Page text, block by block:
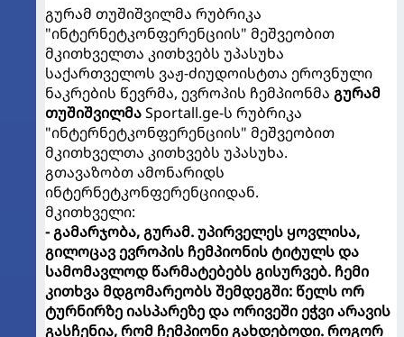
გურამ თუშიშვილმა რუბრიკა
"ინტერნეტკონფერენციის" მეშვეობით
მკითხველთა კითხვებს უპასუხა
საქართველოს ვაჟ-ძიუდოისტთა ეროვნული
ნაკრების წევრმა, ევროპის ჩემპიონმა გურამ
თუშიშვილმაSportall.ge-ს რუბრიკა
"ინტერნეტკონფერენციის" მეშვეობით
მკითხველთა კითხვებს უპასუხა.
გთავაზობთ ამონარიდს
ინტერნეტკონფერენციიდან.
მკითხველი:
- გამარჯობა, გურამ. უპირველეს ყოვლისა,
გილოცავ ევროპის ჩემპიონის ტიტულს და
სამომავლოდ წარმატებებს გისურვებ. ჩემი
კითხვა მდგომარეობს შემდეგში: წელს ორ
ტურნირზე იასპარეზე და ორივეში ეჭვი არავის
გასჩენია, რომ ჩემპიონი გახდებოდი. როგორ